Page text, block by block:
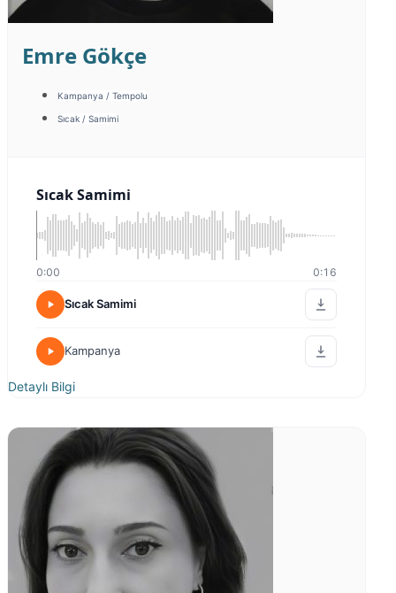
Emre Gökçe
Kampanya / Tempolu
Sıcak / Samimi
Sıcak Samimi
0:00 0:16
Sıcak Samimi
Kampanya
Detaylı Bilgi